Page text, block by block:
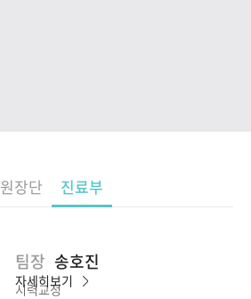
원장단 진료부
팀장 송호진
시력교정
자세히보기